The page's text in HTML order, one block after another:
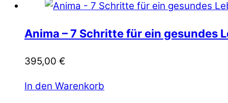
Anima – 7 Schritte für ein gesundes
395,00 €
In den Warenkorb